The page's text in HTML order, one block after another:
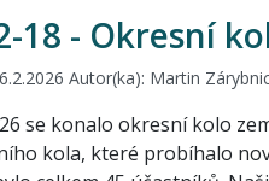
18 - Okresní
Autor(ka): Martin
se konalo okresní kolo
kola, které probíhalo